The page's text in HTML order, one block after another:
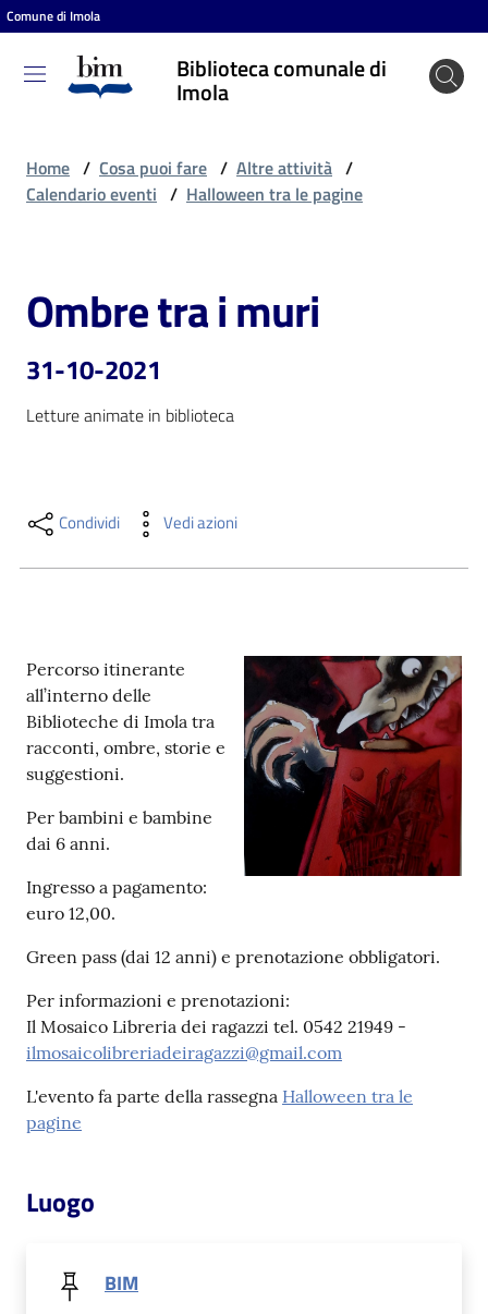
Vai al contenuto
Vai alla navigazione
Vai al footer
Comune di Imola
Biblioteca comunale di
Imola
Biblioteca
comunale
Cosa
puoi
fare
contenuti
Piani
Archivio
storico
Decentrate
Patto
per
lettura
Seguici
Home / Cosa puoi fare / Altre attività /
Calendario eventi / Halloween tra le pagine
Salta al contenuto
Ombre tra i muri
31-10-2021
Letture animate in biblioteca
Condividi Vedi azioni
Percorso itinerante
all’interno delle
Biblioteche di Imola tra
racconti, ombre, storie e
suggestioni.
Per bambini e bambine
dai 6 anni.
Ingresso a pagamento:
euro 12,00.
Green pass (dai 12 anni) e prenotazione obbligatori.
Per informazioni e prenotazioni:
Il Mosaico Libreria dei ragazzi tel. 0542 21949 -
ilmosaicolibreriadeiragazzi@gmail.com
L'evento fa parte della rassegna Halloween tra le
pagine
Luogo
BIM